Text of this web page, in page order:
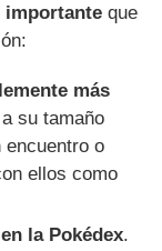
importante que
más
su tamaño
encuentro o
ellos como
la Pokédex.